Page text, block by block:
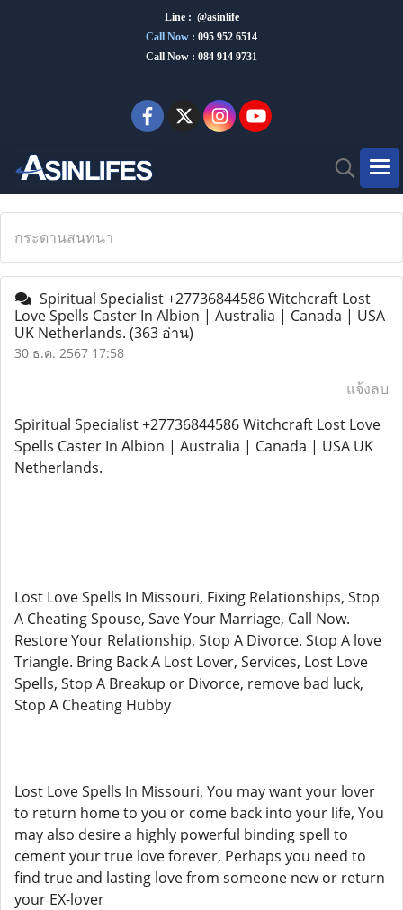
Line : @asinlife
Call Now : 095 952 6514
Call Now : 084 914 9731
กระดานสนทนา
Spiritual Specialist +27736844586 Witchcraft Lost
Love Spells Caster In Albion | Australia | Canada | USA
UK Netherlands. (363 อ่าน)
30 ธ.ค. 2567 17:58
แจ้งลบ
Spiritual Specialist +27736844586 Witchcraft Lost Love
Spells Caster In Albion | Australia | Canada | USA UK
Netherlands.
Lost Love Spells In Missouri, Fixing Relationships, Stop
A Cheating Spouse, Save Your Marriage, Call Now.
Restore Your Relationship, Stop A Divorce. Stop A love
Triangle. Bring Back A Lost Lover, Services, Lost Love
Spells, Stop A Breakup or Divorce, remove bad luck,
Stop A Cheating Hubby
Lost Love Spells In Missouri, You may want your lover
to return home to you or come back into your life, You
may also desire a highly powerful binding spell to
cement your true love forever, Perhaps you need to
find true and lasting love from someone new or return
your EX-lover